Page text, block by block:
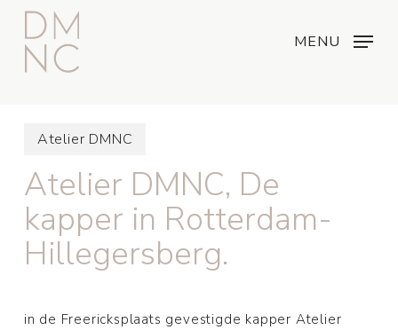
Skip
main
content
MENU
Atelier DMNC
Atelier DMNC, De
kapper in Rotterdam-
Hillegersberg.
in de Freericksplaats gevestigde kapper Atelier